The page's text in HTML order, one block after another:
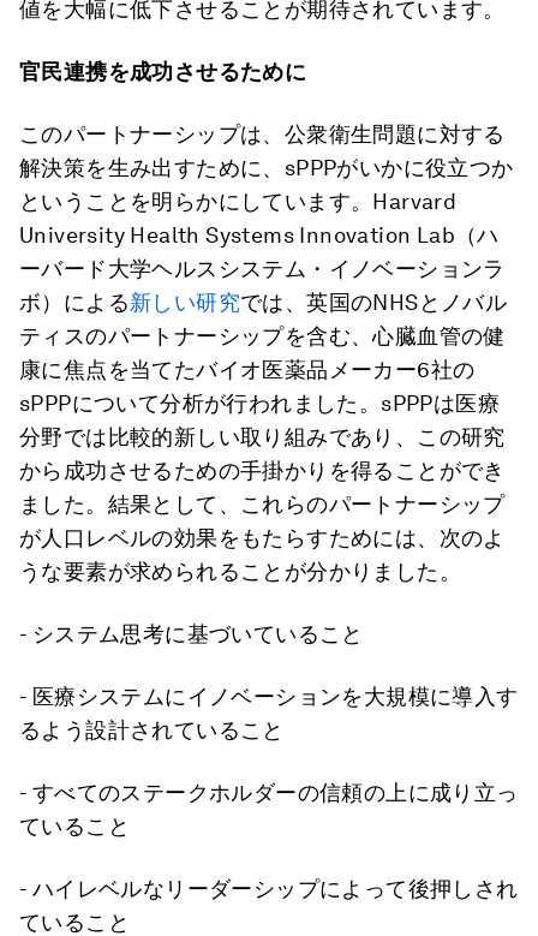
値を大幅に低下させることが期待されています。
官民連携を成功させるために
このパートナーシップは、公衆衛生問題に対する
解決策を生み出すために、sPPPがいかに役立つか
ということを明らかにしています。Harvard
University Health Systems Innovation Lab（ハ
ーバード大学ヘルスシステム・イノベーションラ
ボ）による新しい研究では、英国のNHSとノバル
ティスのパートナーシップを含む、心臓血管の健
康に焦点を当てたバイオ医薬品メーカー6社の
sPPPについて分析が行われました。sPPPは医療
分野では比較的新しい取り組みであり、この研究
から成功させるための手掛かりを得ることができ
ました。結果として、これらのパートナーシップ
が人口レベルの効果をもたらすためには、次のよ
うな要素が求められることが分かりました。
- システム思考に基づいていること
- 医療システムにイノベーションを大規模に導入す
るよう設計されていること
- すべてのステークホルダーの信頼の上に成り立っ
ていること
- ハイレベルなリーダーシップによって後押しされ
ていること